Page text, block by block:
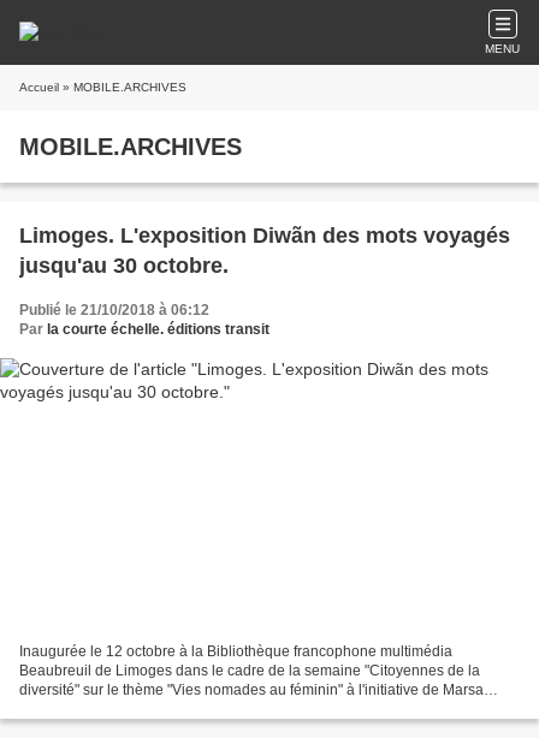
MENU
Accueil » MOBILE.ARCHIVES
MOBILE.ARCHIVES
Limoges. L'exposition Diwãn des mots voyagés
jusqu'au 30 octobre.
Publié le 21/10/2018 à 06:12
Par la courte échelle. éditions transit
Inaugurée le 12 octobre à la Bibliothèque francophone multimédia
Beaubreuil de Limoges dans le cadre de la semaine "Citoyennes de la
diversité" sur le thème "Vies nomades au féminin" à l'initiative de Marsa